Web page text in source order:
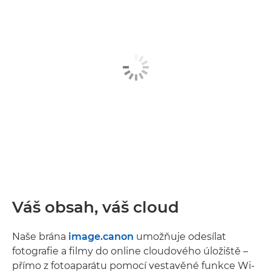
Váš obsah, váš cloud
Naše brána image.canon umožňuje odesílat
fotografie a filmy do online cloudového úložiště –
přímo z fotoaparátu pomocí vestavěné funkce Wi-